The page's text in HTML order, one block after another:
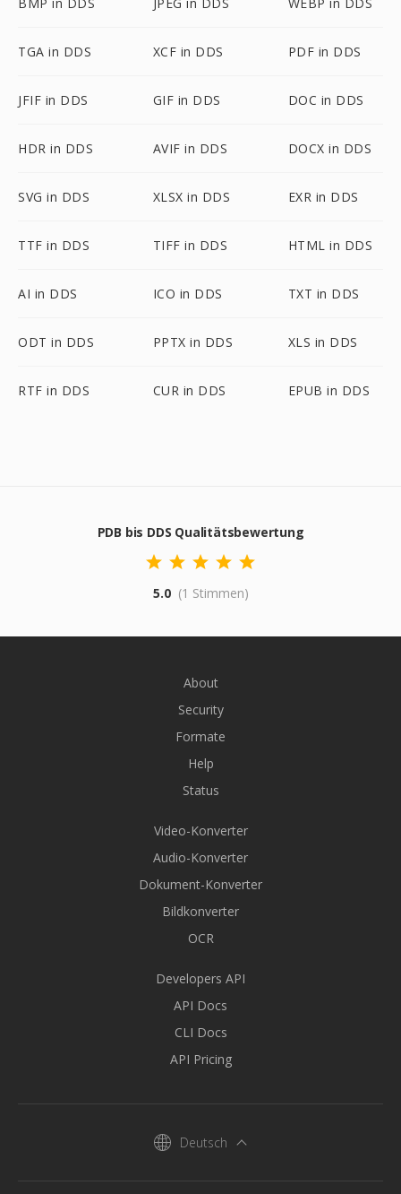
TGA in DDS XCF in DDS PDF in DDS
JFIF in DDS GIF in DDS DOC in DDS
HDR in DDS AVIF in DDS DOCX in DDS
SVG in DDS XLSX in DDS EXR in DDS
TTF in DDS TIFF in DDS HTML in DDS
AI in DDS ICO in DDS TXT in DDS
ODT in DDS PPTX in DDS XLS in DDS
RTF in DDS CUR in DDS EPUB in DDS
PDB bis DDS Qualitätsbewertung
5.0 (1 Stimmen)
About
Security
Formate
Help
Status
Video-Konverter
Audio-Konverter
Dokument-Konverter
Bildkonverter
OCR
Developers API
API Docs
CLI Docs
API Pricing
Deutsch